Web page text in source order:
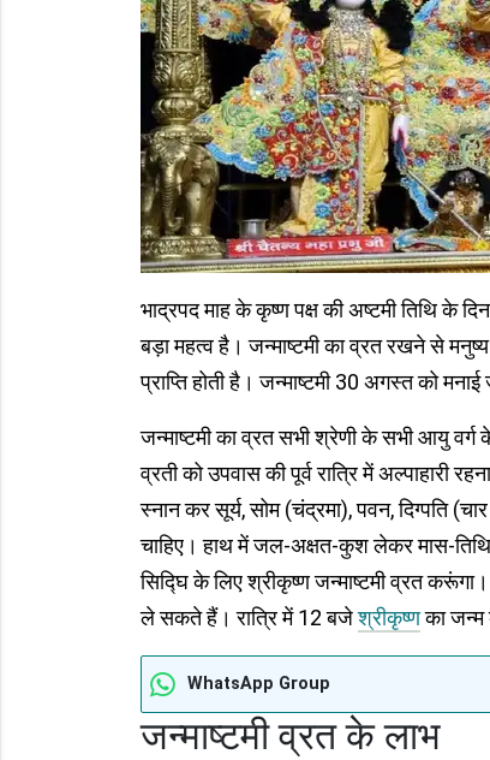
भाद्रपद माह के कृष्ण पक्ष की अष्टमी तिथि के
बड़ा महत्व है। जन्माष्टमी का व्रत रखने से
प्राप्ति होती है। जन्माष्टमी 30 अगस्त को मनाई
जन्माष्टमी का व्रत सभी श्रेणी के सभी आयु वर्ग
व्रती को उपवास की पूर्व रात्रि में अल्पाहारी
स्नान कर सूर्य, सोम (चंद्रमा), पवन, दिग्पति
चाहिए। हाथ में जल-अक्षत-कुश लेकर मास-
सिद्घि के लिए श्रीकृष्ण जन्माष्टमी व्रत
ले सकते हैं। रात्रि में 12 बजेश्रीकृष्णका जन्म
WhatsApp Group
जन्माष्टमी व्रत के लाभ